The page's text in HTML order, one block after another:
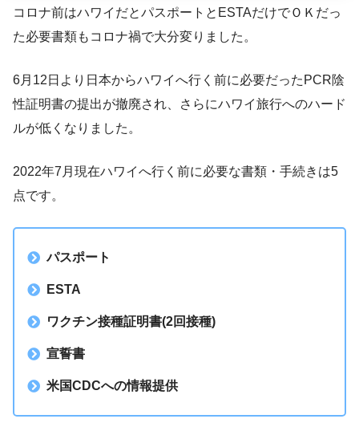
コロナ前はハワイだとパスポートとESTAだけでＯＫだっ
た必要書類もコロナ禍で大分変りました。
6月12日より日本からハワイへ行く前に必要だったPCR陰
性証明書の提出が撤廃され、さらにハワイ旅行へのハード
ルが低くなりました。
2022年7月現在ハワイへ行く前に必要な書類・手続きは5
点です。
パスポート
ESTA
ワクチン接種証明書(2回接種)
宣誓書
米国CDCへの情報提供